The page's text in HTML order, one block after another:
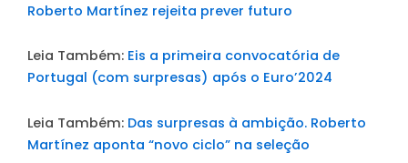
Roberto Martínez rejeita prever futuro
Leia Também: Eis a primeira convocatória de
Portugal (com surpresas) após o Euro’2024
Leia Também: Das surpresas à ambição. Roberto
Martínez aponta “novo ciclo” na seleção